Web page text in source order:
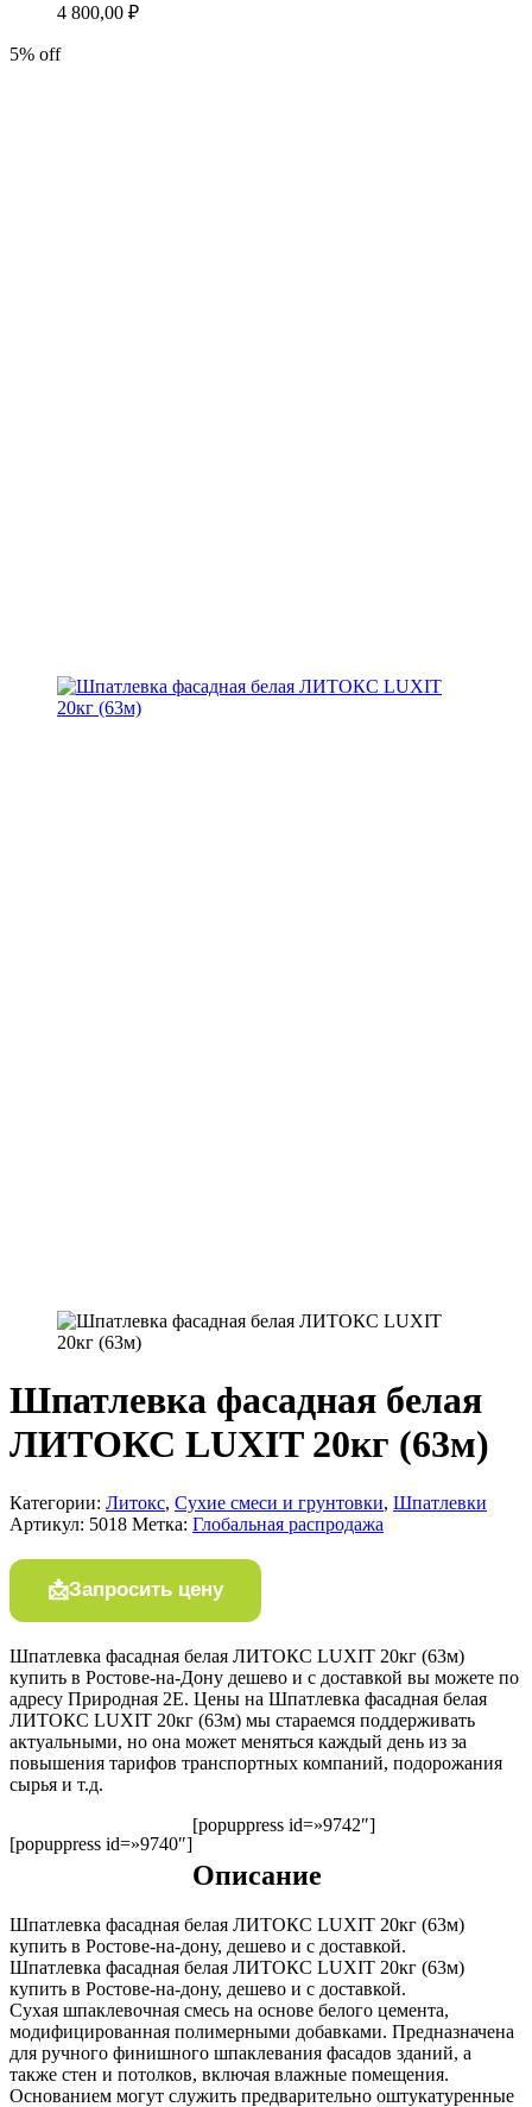
4 800,00 ₽
5% off
Шпатлевка фасадная белая
ЛИТОКС LUXIT 20кг (63м)
Категории: Литокс, Сухие смеси и грунтовки, Шпатлевки
Артикул: 5018 Метка: Глобальная распродажа
Запросить цену
Шпатлевка фасадная белая ЛИТОКС LUXIT 20кг (63м)
купить в Ростове-на-Дону дешево и с доставкой вы можете по
адресу Природная 2Е. Цены на Шпатлевка фасадная белая
ЛИТОКС LUXIT 20кг (63м) мы стараемся поддерживать
актуальными, но она может меняться каждый день из за
повышения тарифов транспортных компаний, подорожания
сырья и т.д.
[popuppress id=»9740″]
[popuppress id=»9742″]
Описание
Шпатлевка фасадная белая ЛИТОКС LUXIT 20кг (63м)
купить в Ростове-на-дону, дешево и с доставкой.
Шпатлевка фасадная белая ЛИТОКС LUXIT 20кг (63м)
купить в Ростове-на-дону, дешево и с доставкой.
Сухая шпаклевочная смесь на основе белого цемента,
модифицированная полимерными добавками. Предназначена
для ручного финишного шпаклевания фасадов зданий, а
также стен и потолков, включая влажные помещения.
Основанием могут служить предварительно оштукатуренные